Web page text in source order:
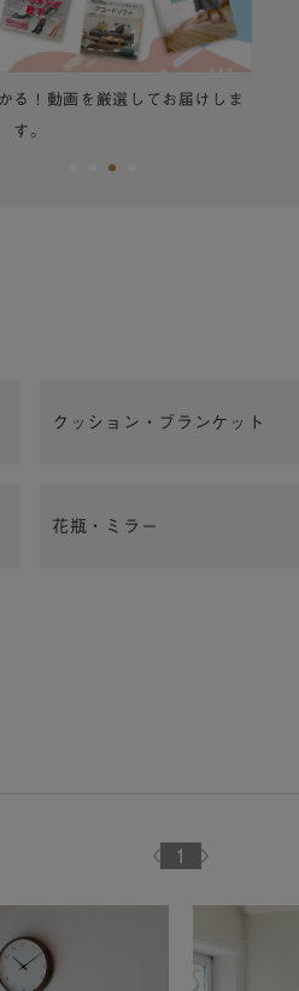
こだわったこのスリッパは、家事
イントがたくさんあります。
クッション・ブランケット
花瓶・ミラー
1